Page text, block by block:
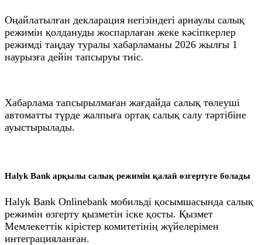
Оңайлатылған декларация негізіндегі арнаулы салық
режимін қолдануды жоспарлаған жеке кәсіпкерлер
режимді таңдау туралы хабарламаны 2026 жылғы 1
наурызға дейін тапсыруы тиіс.
Хабарлама тапсырылмаған жағдайда салық төлеуші
автоматты түрде жалпыға ортақ салық салу тәртібіне
ауыстырылады.
Halyk Bank арқылы салық режимін қалай өзгертуге болады
Halyk Bank Onlinebank мобильді қосымшасында салық
режимін өзгерту қызметін іске қосты. Қызмет
Мемлекеттік кірістер комитетінің жүйелерімен
интеграцияланған.